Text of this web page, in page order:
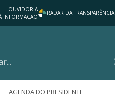
OUVIDORIA
INFORMAÇÃO
RADAR DA TRANSPARÊNCIA
AGENDA DO PRESIDENTE